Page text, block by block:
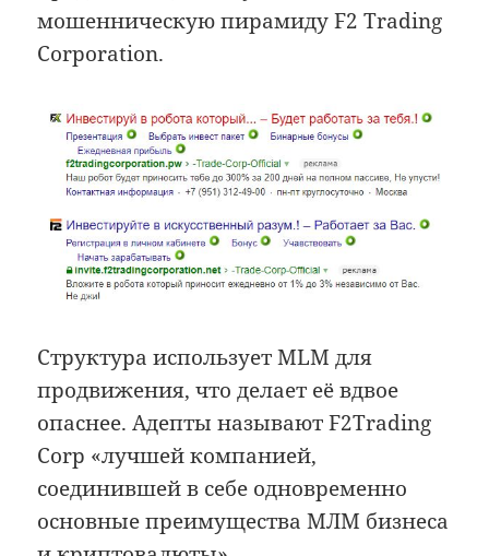
мошенническую пирамиду F2 Trading
Corporation.
Структура использует MLM для
продвижения, что делает её вдвое
опаснее. Адепты называют F2Trading
Corp «лучшей компанией,
соединившей в себе одновременно
основные преимущества МЛМ бизнеса